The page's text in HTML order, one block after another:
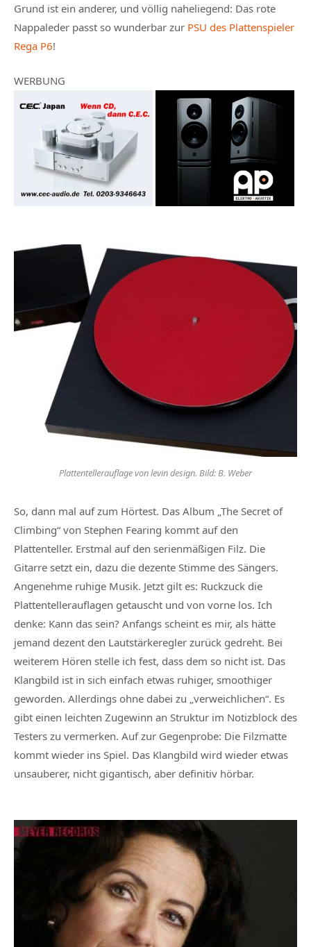
Grund ist ein anderer, und völlig naheliegend: Das rote
Nappaleder passt so wunderbar zur PSU des Plattenspieler
Rega P6!
WERBUNG
Plattentellerauflage von levin design. Bild: B. Weber
So, dann mal auf zum Hörtest. Das Album „The Secret of
Climbing“ von Stephen Fearing kommt auf den
Plattenteller. Erstmal auf den serienmäßigen Filz. Die
Gitarre setzt ein, dazu die dezente Stimme des Sängers.
Angenehme ruhige Musik. Jetzt gilt es: Ruckzuck die
Plattentellerauflagen getauscht und von vorne los. Ich
denke: Kann das sein? Anfangs scheint es mir, als hätte
jemand dezent den Lautstärkeregler zurück gedreht. Bei
weiterem Hören stelle ich fest, dass dem so nicht ist. Das
Klangbild ist in sich einfach etwas ruhiger, smoothiger
geworden. Allerdings ohne dabei zu „verweichlichen“. Es
gibt einen leichten Zugewinn an Struktur im Notizblock des
Testers zu vermerken. Auf zur Gegenprobe: Die Filzmatte
kommt wieder ins Spiel. Das Klangbild wird wieder etwas
unsauberer, nicht gigantisch, aber definitiv hörbar.